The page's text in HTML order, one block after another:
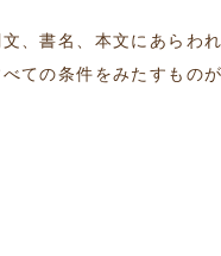
、書名、本文にあらわ
ての条件をみたすもの